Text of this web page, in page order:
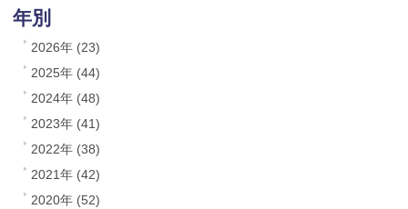
年別
2026年 (23)
2025年 (44)
2024年 (48)
2023年 (41)
2022年 (38)
2021年 (42)
2020年 (52)